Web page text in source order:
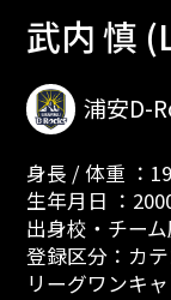
武内 慎
浦安D-
身長 / 体重 ：
生年月日 ：
出身校・チー
登録区分：カ
リーグワンキ